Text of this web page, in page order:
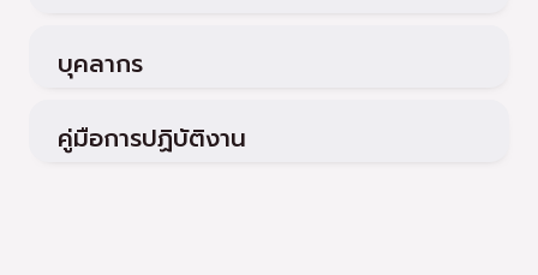
บุคลากร​
คู่มือการปฏิบัติงาน​